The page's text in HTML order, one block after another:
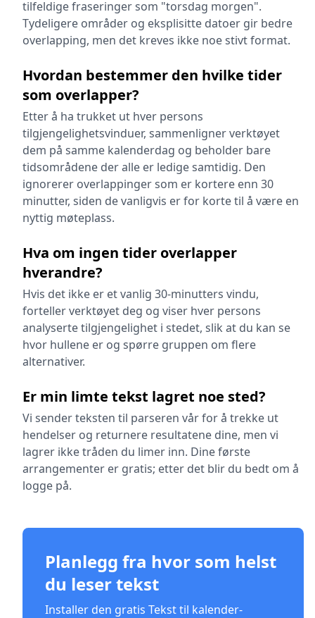
tilfeldige fraseringer som "torsdag morgen".
Tydeligere områder og eksplisitte datoer gir bedre
overlapping, men det kreves ikke noe stivt format.
Hvordan bestemmer den hvilke tider
som overlapper?
Etter å ha trukket ut hver persons
tilgjengelighetsvinduer, sammenligner verktøyet
dem på samme kalenderdag og beholder bare
tidsområdene der alle er ledige samtidig. Den
ignorerer overlappinger som er kortere enn 30
minutter, siden de vanligvis er for korte til å være en
nyttig møteplass.
Hva om ingen tider overlapper
hverandre?
Hvis det ikke er et vanlig 30-minutters vindu,
forteller verktøyet deg og viser hver persons
analyserte tilgjengelighet i stedet, slik at du kan se
hvor hullene er og spørre gruppen om flere
alternativer.
Er min limte tekst lagret noe sted?
Vi sender teksten til parseren vår for å trekke ut
hendelser og returnere resultatene dine, men vi
lagrer ikke tråden du limer inn. Dine første
arrangementer er gratis; etter det blir du bedt om å
logge på.
Planlegg fra hvor som helst
du leser tekst
Installer den gratis Tekst til kalender-